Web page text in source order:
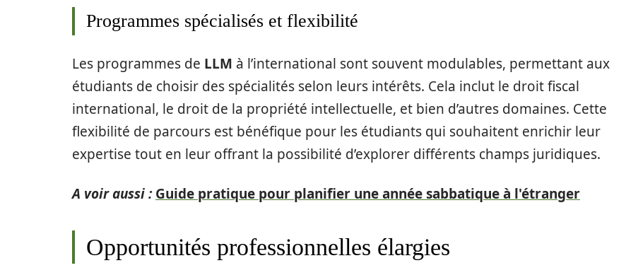
Programmes spécialisés et flexibilité
Les programmes de LLM à l’international sont souvent modulables, permettant aux
étudiants de choisir des spécialités selon leurs intérêts. Cela inclut le droit fiscal
international, le droit de la propriété intellectuelle, et bien d’autres domaines. Cette
flexibilité de parcours est bénéfique pour les étudiants qui souhaitent enrichir leur
expertise tout en leur offrant la possibilité d’explorer différents champs juridiques.
A voir aussi : Guide pratique pour planifier une année sabbatique à l'étranger
Opportunités professionnelles élargies